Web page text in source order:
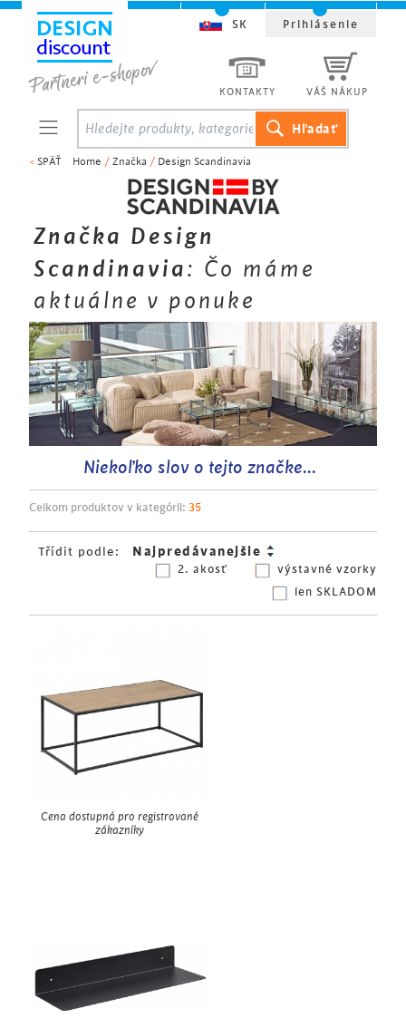
< SPÄŤ Home / Značka / Design Scandinavia
Značka Design
Scandinavia: Čo máme
aktuálne v ponuke
Niekoľko slov o tejto značke...
Celkom produktov v kategórii: 35
Třídit podle:
výstavné vzorky
2. akosť
len SKLADOM
Cena dostupná pro registrované
zákazníky
KONTAKTY VÁŠ NÁKUP
SK Prihlásenie